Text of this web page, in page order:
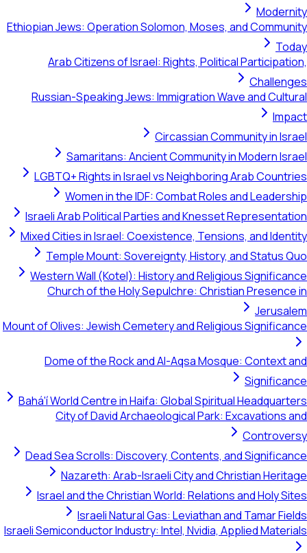
Ethiopian Jews: Operation Solomon, Moses, and
Arab Citizens of Israel: Rights, Political
Russian-Speaking Jews: Immigration Wave and
Circassian Community in
Samaritans: Ancient Community in Modern
LGBTQ+ Rights in Israel vs Neighboring Arab
Women in the IDF: Combat Roles and
Israeli Arab Political Parties and Knesset
Mixed Cities in Israel: Coexistence, Tensions, and
Temple Mount: Sovereignty, History, and Status
Western Wall (Kotel): History and Religious
Church of the Holy Sepulchre: Christian
Mount of Olives: Jewish Cemetery and Religious
Dome of the Rock and Al-Aqsa Mosque: Context
Bahá'í World Centre in Haifa: Global Spiritual
City of David Archaeological Park: Excavations
Dead Sea Scrolls: Discovery, Contents, and
Nazareth: Arab-Israeli City and Christian
Israel and the Christian World: Relations and Holy
Israeli Natural Gas: Leviathan and Tamar
Israeli Semiconductor Industry: Intel, Nvidia, Applied